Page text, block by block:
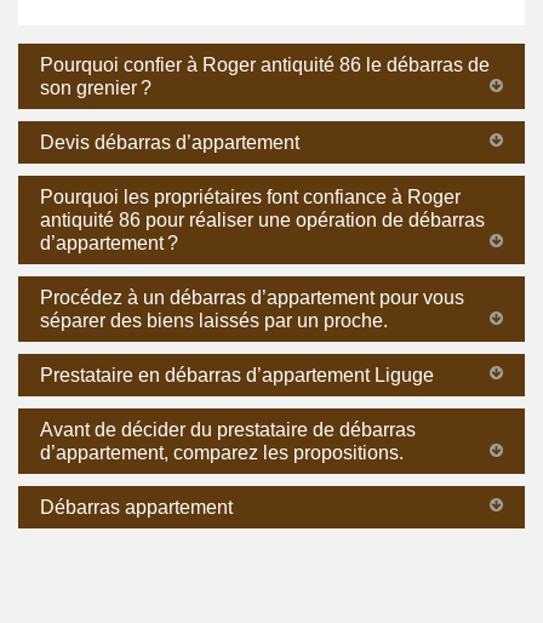
Pourquoi confier à Roger antiquité 86 le débarras de
son grenier ?
Devis débarras d’appartement
Pourquoi les propriétaires font confiance à Roger
antiquité 86 pour réaliser une opération de débarras
d’appartement ?
Procédez à un débarras d’appartement pour vous
séparer des biens laissés par un proche.
Prestataire en débarras d’appartement Liguge
Avant de décider du prestataire de débarras
d’appartement, comparez les propositions.
Débarras appartement